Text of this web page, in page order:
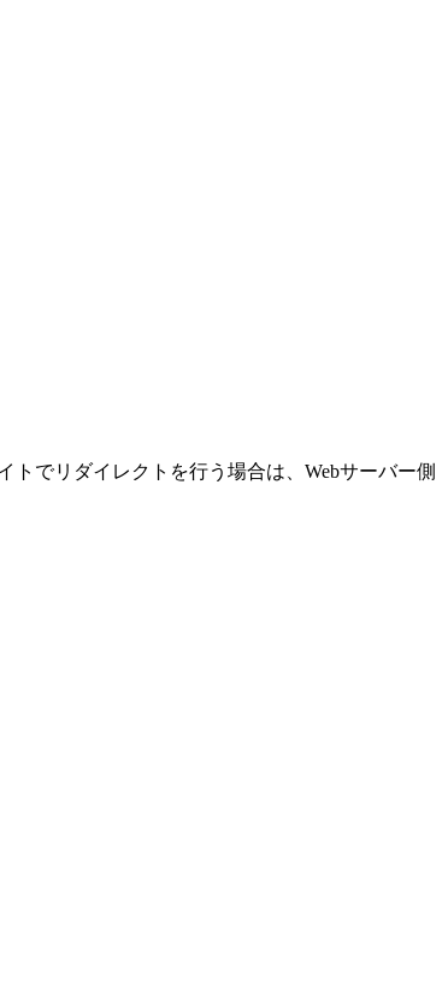
トでリダイレクトを行う場合は、Webサーバー側